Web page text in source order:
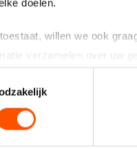
doelen.
willen we ook
verzamelen over uw
identificeren door
over hoe uw
op elk moment